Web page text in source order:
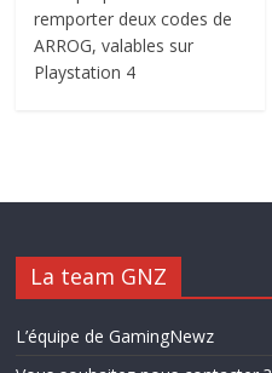
remporter deux codes de
ARROG, valables sur
Playstation 4
La team GNZ
L’équipe de GamingNewz